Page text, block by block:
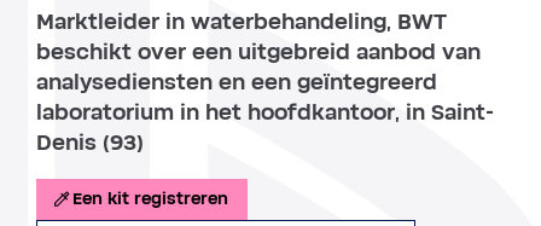
OVER BWT
CONTACT
Marktleider in waterbehandeling, BWT
beschikt over een uitgebreid aanbod van
analysediensten en een geïntegreerd
laboratorium in het hoofdkantoor, in Saint-
Denis (93)
Een kit registreren